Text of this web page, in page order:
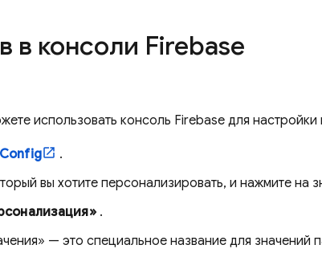
в консоли Firebase
использовать консоль Firebase для
.
вы хотите персонализировать, и нажмите на
.
— это специальное название для